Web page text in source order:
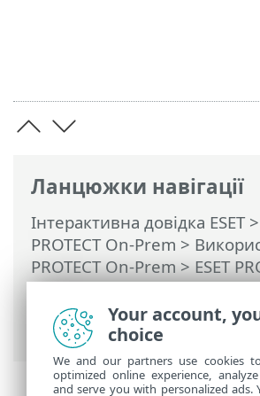
Ланцюжки навігації
Інтерактивна довідка ESET>
PROTECT On-Prem >
PROTECT On-Prem>ESET
Prem Головне меню>
Права доступу >
користувача та відомості
Your account,
choice
We and our partners use cookies
optimized online experience,
and serve you with personalized ads.